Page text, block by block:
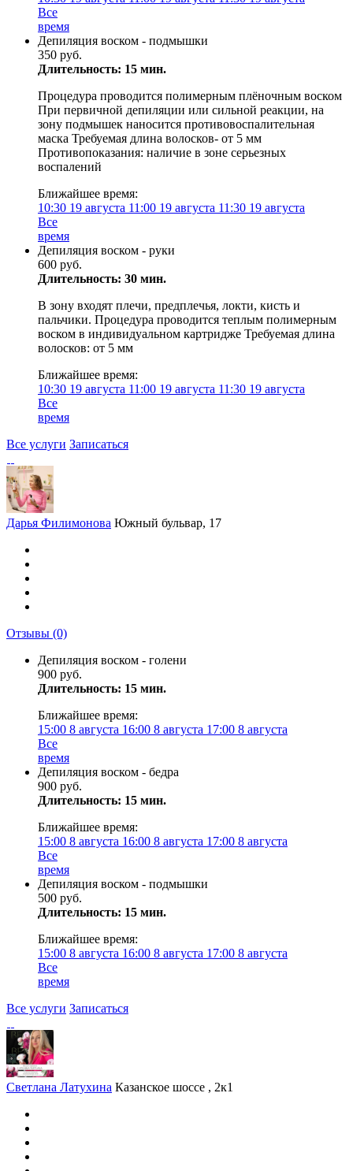
Все
время
Депиляция воском - подмышки
350 руб.
Длительность: 15 мин.
Процедура проводится полимерным плёночным воском
При первичной депиляции или сильной реакции, на
зону подмышек наносится противовоспалительная
маска Требуемая длина волосков- от 5 мм
Противопоказания: наличие в зоне серьезных
воспалений
Ближайшее время:
10:30 19 августа 11:00 19 августа 11:30 19 августа
Все
время
Депиляция воском - руки
600 руб.
Длительность: 30 мин.
В зону входят плечи, предплечья, локти, кисть и
пальчики. Процедура проводится теплым полимерным
воском в индивидуальном картридже Требуемая длина
волосков: от 5 мм
Ближайшее время:
10:30 19 августа 11:00 19 августа 11:30 19 августа
Все
время
Все услуги Записаться
Дарья Филимонова Южный бульвар, 17
Отзывы (0)
Депиляция воском - голени
900 руб.
Длительность: 15 мин.
Ближайшее время:
15:00 8 августа 16:00 8 августа 17:00 8 августа
Все
время
Депиляция воском - бедра
900 руб.
Длительность: 15 мин.
Ближайшее время:
15:00 8 августа 16:00 8 августа 17:00 8 августа
Все
время
Депиляция воском - подмышки
500 руб.
Длительность: 15 мин.
Ближайшее время:
15:00 8 августа 16:00 8 августа 17:00 8 августа
Все
время
Все услуги Записаться
Светлана Латухина Казанское шоссе , 2к1